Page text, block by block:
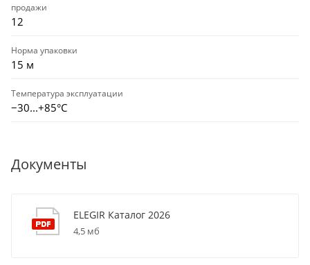
продажи
12
Норма упаковки
15 м
Температура эксплуатации
−30...+85°C
Документы
ELEGIR Каталог 2026
4,5 мб